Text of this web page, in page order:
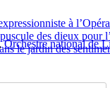
Orchestre national de